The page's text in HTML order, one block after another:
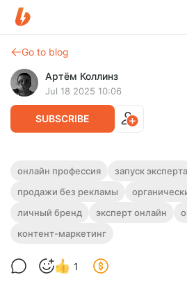
Go to blog
Артём Коллинз
Jul 18 2025 10:06
SUBSCRIBE
🔥Стратегия запуска
РЕКЛАМЫ (на примере
фитнес-тренеров,
предметников)
органики, простая система,
На создание и
онлайн профессия
запуск эксперта
продажи без рекламы
личный бренд
эксперт онлайн
контент-маркетинг
1